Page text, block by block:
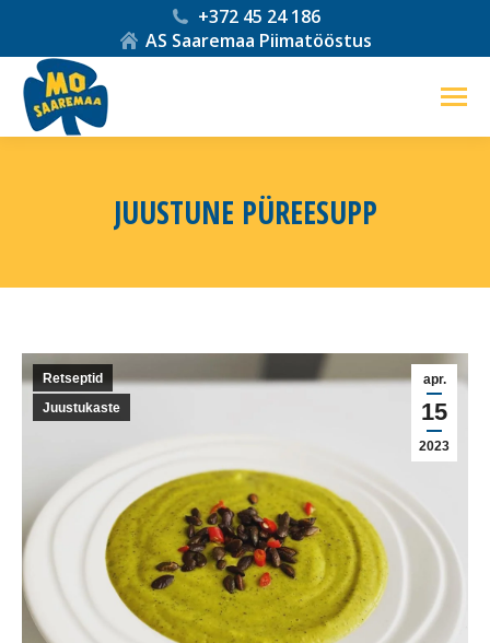
+372 45 24 186
AS Saaremaa Piimatööstus
JUUSTUNE PÜREESUPP
apr.
15
2023
Retseptid
Juustukaste